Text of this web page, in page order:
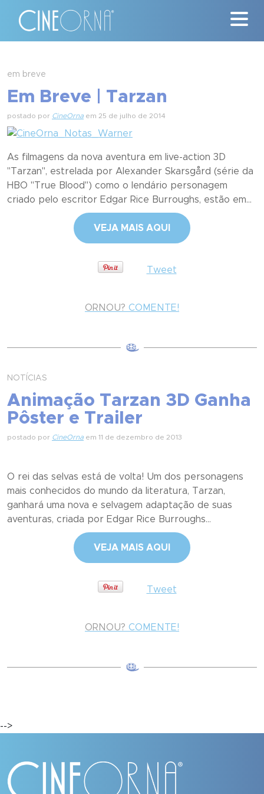
News
Quem Somos
Nossa História
em breve
Em Breve | Tarzan
postado por CineOrna em 25 de julho de 2014
As filmagens da nova aventura em live-action 3D
"Tarzan", estrelada por Alexander Skarsgård (série da
HBO "True Blood") como o lendário personagem
criado pelo escritor Edgar Rice Burroughs, estão em...
VEJA MAIS AQUI
Tweet
ORNOU? COMENTE!
NOTÍCIAS
Animação Tarzan 3D Ganha
Pôster e Trailer
postado por CineOrna em 11 de dezembro de 2013
O rei das selvas está de volta! Um dos personagens
mais conhecidos do mundo da literatura, Tarzan,
ganhará uma nova e selvagem adaptação de suas
aventuras, criada por Edgar Rice Burroughs...
VEJA MAIS AQUI
Tweet
ORNOU? COMENTE!
-->